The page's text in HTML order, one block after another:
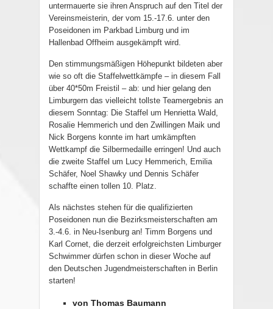
untermauerte sie ihren Anspruch auf den Titel der
Vereinsmeisterin, der vom 15.-17.6. unter den
Poseidonen im Parkbad Limburg und im
Hallenbad Offheim ausgekämpft wird.
Den stimmungsmäßigen Höhepunkt bildeten aber
wie so oft die Staffelwettkämpfe – in diesem Fall
über 40*50m Freistil – ab: und hier gelang den
Limburgern das vielleicht tollste Teamergebnis an
diesem Sonntag: Die Staffel um Henrietta Wald,
Rosalie Hemmerich und den Zwillingen Maik und
Nick Borgens konnte im hart umkämpften
Wettkampf die Silbermedaille erringen! Und auch
die zweite Staffel um Lucy Hemmerich, Emilia
Schäfer, Noel Shawky und Dennis Schäfer
schaffte einen tollen 10. Platz.
Als nächstes stehen für die qualifizierten
Poseidonen nun die Bezirksmeisterschaften am
3.-4.6. in Neu-Isenburg an! Timm Borgens und
Karl Cornet, die derzeit erfolgreichsten Limburger
Schwimmer dürfen schon in dieser Woche auf
den Deutschen Jugendmeisterschaften in Berlin
starten!
von Thomas Baumann